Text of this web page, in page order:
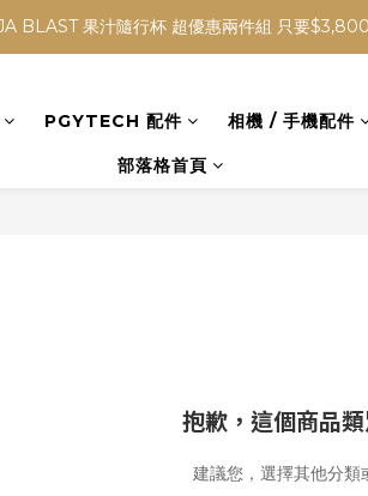
BLAST 果汁隨行杯 超優惠兩件組 只要
BLAST 果汁隨行杯 超優惠兩件組 只要
$300購物金💰｜消費即享2%回饋 (部分商品
PGYTECH 配件 相機 / 手機配件
部落格首頁
抱歉，這個商品
建議您，選擇其他分類